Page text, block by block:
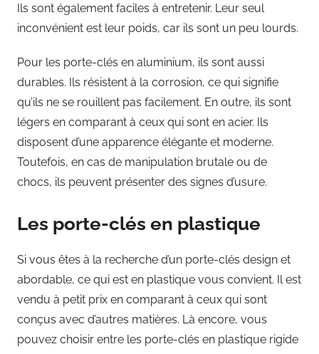
Ils sont également faciles à entretenir. Leur seul
inconvénient est leur poids, car ils sont un peu lourds.
Pour les porte-clés en aluminium, ils sont aussi
durables. Ils résistent à la corrosion, ce qui signifie
qu’ils ne se rouillent pas facilement. En outre, ils sont
légers en comparant à ceux qui sont en acier. Ils
disposent d’une apparence élégante et moderne.
Toutefois, en cas de manipulation brutale ou de
chocs, ils peuvent présenter des signes d’usure.
Les porte-clés en plastique
Si vous êtes à la recherche d’un porte-clés design et
abordable, ce qui est en plastique vous convient. Il est
vendu à petit prix en comparant à ceux qui sont
conçus avec d’autres matières. Là encore, vous
pouvez choisir entre les porte-clés en plastique rigide